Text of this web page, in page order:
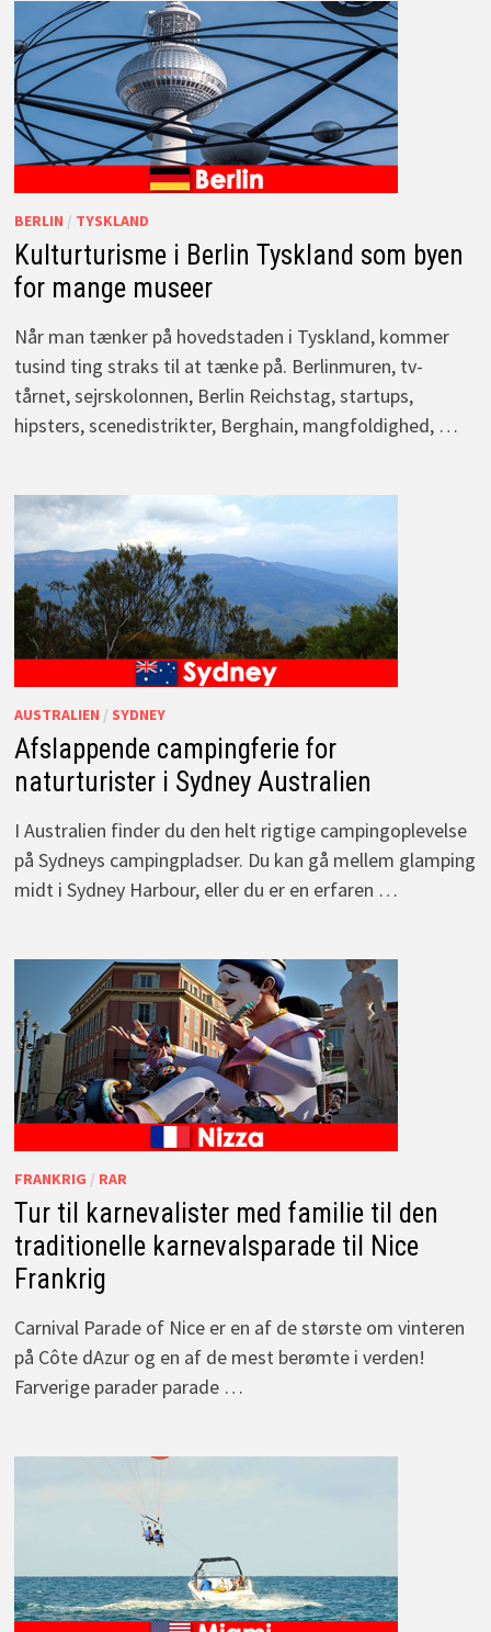
BERLIN / TYSKLAND
Kulturturisme i Berlin Tyskland som byen
for mange museer
Når man tænker på hovedstaden i Tyskland, kommer
tusind ting straks til at tænke på. Berlinmuren, tv-
tårnet, sejrskolonnen, Berlin Reichstag, startups,
hipsters, scenedistrikter, Berghain, mangfoldighed, …
AUSTRALIEN / SYDNEY
Afslappende campingferie for
naturturister i Sydney Australien
I Australien finder du den helt rigtige campingoplevelse
på Sydneys campingpladser. Du kan gå mellem glamping
midt i Sydney Harbour, eller du er en erfaren …
FRANKRIG / RAR
Tur til karnevalister med familie til den
traditionelle karnevalsparade til Nice
Frankrig
Carnival Parade of Nice er en af de største om vinteren
på Côte dAzur og en af de mest berømte i verden!
Farverige parader parade …